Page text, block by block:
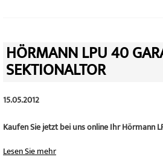
HÖRMANN LPU 40
SEKTIONALTOR
15.05.2012
Kaufen Sie jetzt bei uns online Ihr Hörmann
Lesen Sie mehr